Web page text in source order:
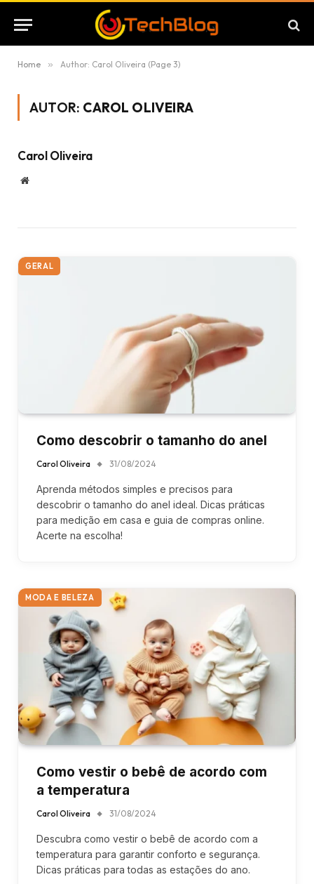
Home » Author: Carol Oliveira (Page 3)
AUTOR: CAROL OLIVEIRA
Carol Oliveira
Website
GERAL
Como descobrir o tamanho do anel
Carol Oliveira 31/08/2024
Aprenda métodos simples e precisos para
descobrir o tamanho do anel ideal. Dicas práticas
para medição em casa e guia de compras online.
Acerte na escolha!
MODA E BELEZA
Como vestir o bebê de acordo com
a temperatura
Carol Oliveira 31/08/2024
Descubra como vestir o bebê de acordo com a
temperatura para garantir conforto e segurança.
Dicas práticas para todas as estações do ano.